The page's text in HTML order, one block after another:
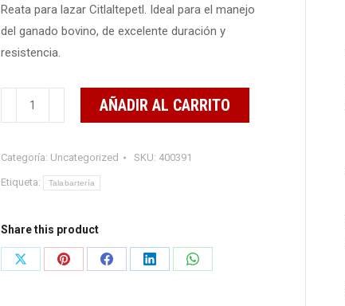
Reata para lazar Citlaltepetl. Ideal para el manejo
del ganado bovino, de excelente duración y
resistencia.
de
Citlaltepetl
0.6
cantidad
AÑADIR AL CARRITO
Categoría: Uncategorized SKU: 400391
Etiqueta: Talabartería
Share this product
Share
Share
Share
Share
Share